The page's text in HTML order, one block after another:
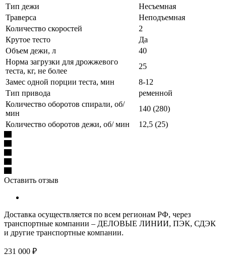
Тип дежи
Несъемная
Траверса
Неподъемная
Количество скоростей
2
Крутое тесто
Да
Объем дежи, л
40
Норма загрузки для дрожжевого
теста, кг, не более
25
Замес одной порции теста, мин
8-12
Тип привода
ременной
Количество оборотов спирали, об/
мин
140 (280)
Количество оборотов дежи, об/ мин
12,5 (25)
Оставить отзыв
Доставка осуществляется по всем регионам РФ, через
транспортные компании – ДЕЛОВЫЕ ЛИНИИ, ПЭК, СДЭК
и другие транспортные компании.
231 000 ₽